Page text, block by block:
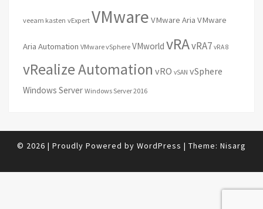
veeam kasten vExpert VMware VMware Aria VMware
Aria Automation VMware vSphere VMworld vRAvRA7 vRA 8
vRealize Automation vRO vSAN vSphere
Windows Server Windows Server 2016
© 2026 | Proudly Powered by WordPress | Theme: Nisarg